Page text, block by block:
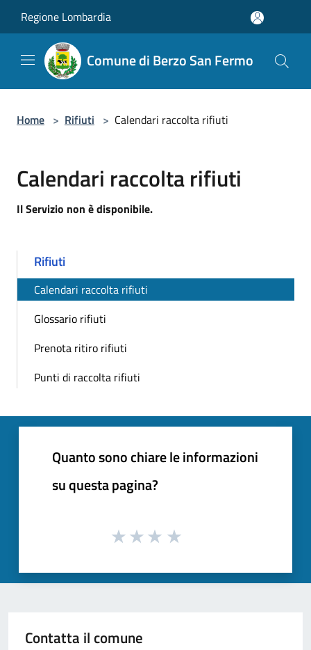
Regione Lombardia
Comune di Berzo San Fermo
Home > Rifiuti > Calendari raccolta rifiuti
Calendari raccolta rifiuti
Il Servizio non è disponibile.
Rifiuti
Calendari raccolta rifiuti
Glossario rifiuti
Prenota ritiro rifiuti
Punti di raccolta rifiuti
Quanto sono chiare le informazioni
su questa pagina?
Contatta il comune